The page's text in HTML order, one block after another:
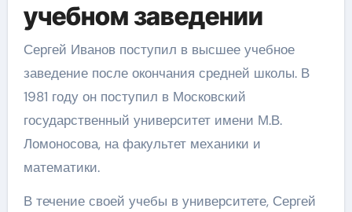
учебном заведении
Сергей Иванов поступил в высшее учебное
заведение после окончания средней школы. В
1981 году он поступил в Московский
государственный университет имени М.В.
Ломоносова, на факультет механики и
математики.
В течение своей учебы в университете, Сергей